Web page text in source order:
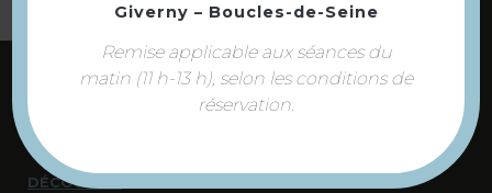
NOUS CONTACTER
DÉCOUVRIR
Giverny – Boucles-de-Seine
Remise applicable aux séances du
matin (11 h-13 h), selon les conditions de
réservation.